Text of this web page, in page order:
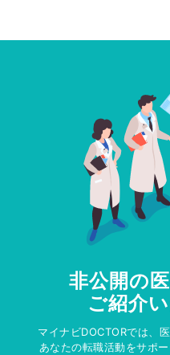
非公開の
ご紹介
マイナビDOCTORでは、
あなたの転職活動をサポ